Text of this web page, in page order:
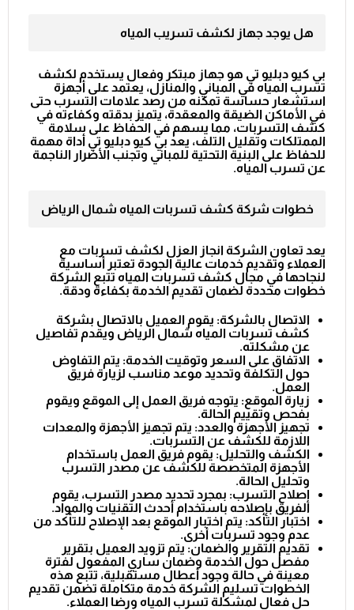
هل يوجد جهاز لكشف تسريب المياه
بي كيو دبليو تي هو جهاز مبتكر وفعال يستخدم لكشف
تسرب المياه في المباني والمنازل، يعتمد على أجهزة
استشعار حساسة تمكنه من رصد علامات التسرب حتى
في الأماكن الضيقة والمعقدة، يتميز بدقته وكفاءته في
كشف التسربات، مما يسهم في الحفاظ على سلامة
الممتلكات وتقليل التلف، يعد بي كيو دبليو تي أداة مهمة
للحفاظ على البنية التحتية للمباني وتجنب الأضرار الناجمة
عن تسرب المياه.
خطوات شركة كشف تسربات المياه شمال الرياض
يعد تعاون الشركة انجاز العزل لكشف تسربات مع
العملاء وتقديم خدمات عالية الجودة تعتبر أساسية
لنجاحها في مجال كشف تسربات المياه تتبع الشركة
خطوات محددة لضمان تقديم الخدمة بكفاءة ودقة.
الاتصال بالشركة: يقوم العميل بالاتصال بشركة
كشف تسربات المياه شمال الرياض ويقدم تفاصيل
عن مشكلته.
الاتفاق على السعر وتوقيت الخدمة: يتم التفاوض
حول التكلفة وتحديد موعد مناسب لزيارة فريق
العمل.
زيارة الموقع: يتوجه فريق العمل إلى الموقع ويقوم
بفحص وتقييم الحالة.
تجهيز الأجهزة والعدد: يتم تجهيز الأجهزة والمعدات
اللازمة للكشف عن التسربات.
الكشف والتحليل: يقوم فريق العمل باستخدام
الأجهزة المتخصصة للكشف عن مصدر التسرب
وتحليل الحالة.
إصلاح التسرب: بمجرد تحديد مصدر التسرب، يقوم
الفريق بإصلاحه باستخدام أحدث التقنيات والمواد.
اختبار التأكد: يتم اختبار الموقع بعد الإصلاح للتأكد من
عدم وجود تسربات أخرى.
تقديم التقرير والضمان: يتم تزويد العميل بتقرير
مفصل حول الخدمة وضمان ساري المفعول لفترة
معينة في حالة وجود أعطال مستقبلية، تتبع هذه
الخطوات تسليم الشركة خدمة متكاملة تضمن تقديم
حل فعال لمشكلة تسرب المياه ورضا العملاء.